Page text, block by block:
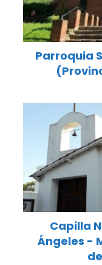
Parroquia
Capilla
Ángeles -